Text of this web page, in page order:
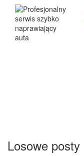
Losowe posty